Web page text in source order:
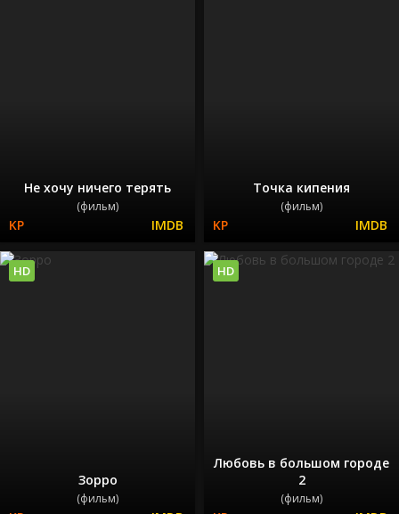
Не хочу ничего терять
(фильм)
Точка кипения
(фильм)
Зорро
(фильм)
HD
Любовь в большом городе
2
(фильм)
HD